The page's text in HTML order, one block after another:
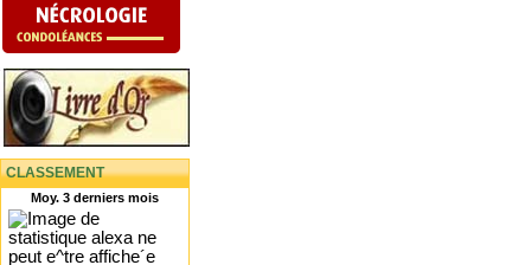
CLASSEMENT
Moy. 3 derniers mois